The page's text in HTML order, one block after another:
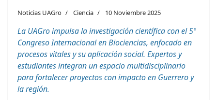
Noticias UAGro Ciencia 10 Noviembre 2025
La UAGro impulsa la investigación científica con el 5º
Congreso Internacional en Biociencias, enfocado en
procesos vitales y su aplicación social. Expertos y
estudiantes integran un espacio multidisciplinario
para fortalecer proyectos con impacto en Guerrero y
la región.